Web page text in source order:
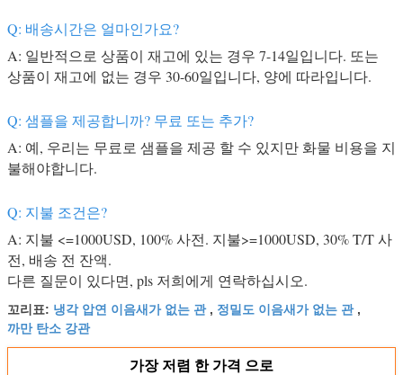
Q: 배송시간은 얼마인가요?
A: 일반적으로 상품이 재고에 있는 경우 7-14일입니다. 또는
상품이 재고에 없는 경우 30-60일입니다, 양에 따라입니다.
Q: 샘플을 제공합니까? 무료 또는 추가?
A: 예, 우리는 무료로 샘플을 제공 할 수 있지만 화물 비용을 지
불해야합니다.
Q: 지불 조건은?
A: 지불 <=1000USD, 100% 사전. 지불>=1000USD, 30% T/T 사
전, 배송 전 잔액.
다른 질문이 있다면, pls 저희에게 연락하십시오.
꼬리표: 냉각 압연 이음새가 없는 관, 정밀도 이음새가 없는 관,
까만 탄소 강관
가장 저렴 한 가격 으로